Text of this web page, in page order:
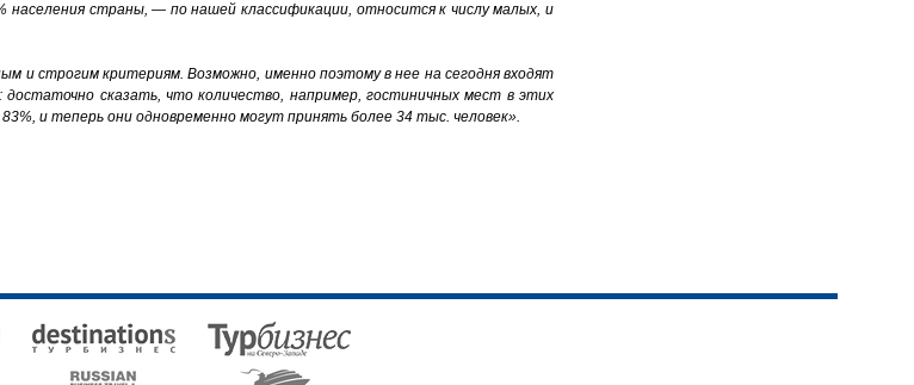
населения страны, — по нашей классификации, относится к числу малых, и
и строгим критериям. Возможно, именно поэтому в нее на сегодня входят
достаточно сказать, что количество, например, гостиничных мест в этих
и теперь они одновременно могут принять более 34 тыс. человек».